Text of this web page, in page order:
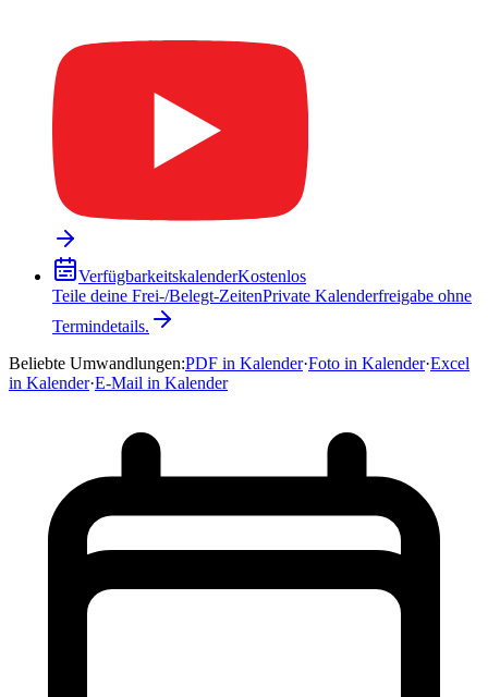
VerfügbarkeitskalenderKostenlos
Teile deine Frei-/Belegt-ZeitenPrivate Kalenderfreigabe ohne
Termindetails.
Beliebte Umwandlungen:PDF in Kalender·Foto in Kalender·Excel
in Kalender·E-Mail in Kalender